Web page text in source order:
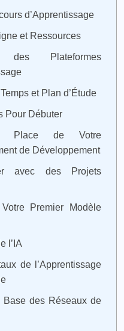
d’Apprentissage
et Ressources
des Plateformes
et Plan d’Étude
Pour Débuter
Place de Votre
de Développement
avec des Projets
Premier Modèle
l’IA
de l’Apprentissage
Base des Réseaux de